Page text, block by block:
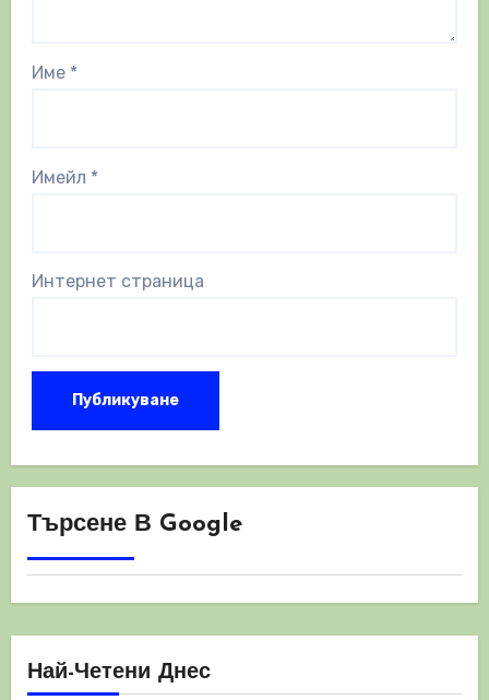
Име *
Имейл *
Интернет страница
Търсене В Google
Най-Четени Днес